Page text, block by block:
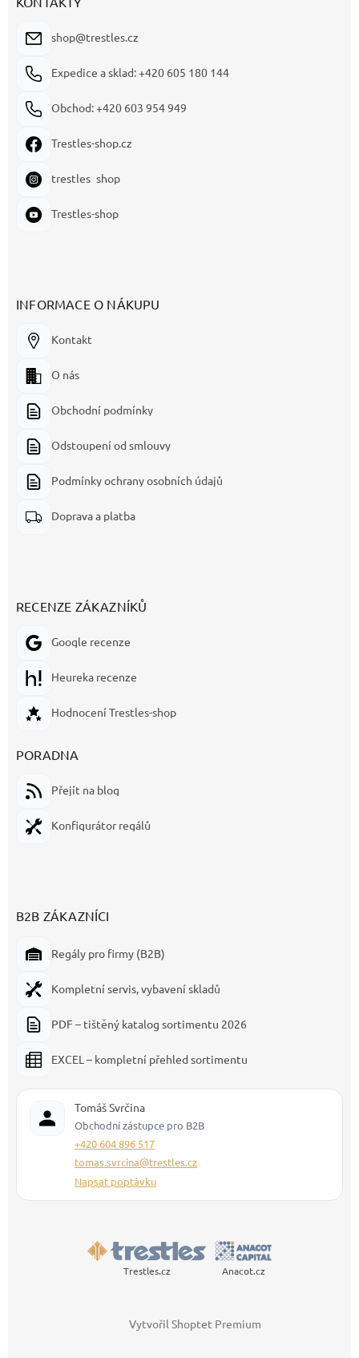
shop@trestles.cz
Expedice a sklad: +420 605 180 144
Obchod: +420 603 954 949
Trestles-shop.cz
trestles_shop
Trestles-shop
INFORMACE O NÁKUPU
Kontakt
O nás
Obchodní podmínky
Odstoupení od smlouvy
Podmínky ochrany osobních údajů
Doprava a platba
RECENZE ZÁKAZNÍKŮ
Google recenze
Heureka recenze
Hodnocení Trestles-shop
PORADNA
Přejít na blog
Konfigurátor regálů
B2B ZÁKAZNÍCI
Regály pro firmy (B2B)
Kompletní servis, vybavení skladů
PDF – tištěný katalog sortimentu 2026
EXCEL – kompletní přehled sortimentu
Tomáš Svrčina
Obchodní zástupce pro B2B
+420 604 896 517
tomas.svrcina@trestles.cz
Napsat poptávku
Trestles.cz Anacot.cz
Vytvořil Shoptet Premium